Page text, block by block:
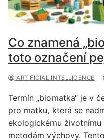
Co znamená
toto označení
ARTIFICIAL INTELLIGENCE
Termín „biomatka“ je v
pro matku, která se
ekologickému
metodám výchovy.